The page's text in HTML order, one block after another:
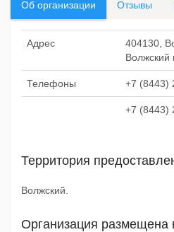
Об организации Отзывы
Адрес
404130,
Волжский
Телефоны +7 (8443)
+7 (8443)
Территория
Волжский.
Организация размещена